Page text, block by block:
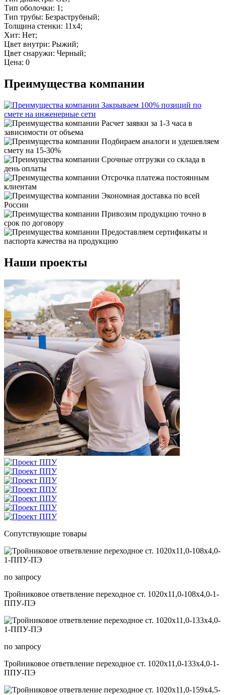
Тип оболочки: 1;
Тип трубы: Безраструбный;
Толщина стенки: 11х4;
Хит: Нет;
Цвет внутри: Рыжий;
Цвет снаружи: Черный;
Цена: 0
Преимущества компании
Закрываем 100% позиций по
смете на инженерные сети
Расчет заявки за 1-3 часа в
зависимости от объема
Подбираем аналоги и удешевляем
смету на 15-30%
Срочные отгрузки со склада в
день оплаты
Отсрочка платежа постоянным
клиентам
Экономная доставка по всей
России
Привозим продукцию точно в
срок по договору
Предоставляем сертификаты и
паспорта качества на продукцию
Наши проекты
Сопутствующие товары
по запросу
Тройниковое ответвление переходное ст. 1020х11,0-108х4,0-1-
ППУ-ПЭ
по запросу
Тройниковое ответвление переходное ст. 1020х11,0-133х4,0-1-
ППУ-ПЭ